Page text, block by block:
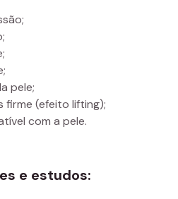
pele;
firme (efeito lifting);
com a pele.
e estudos: